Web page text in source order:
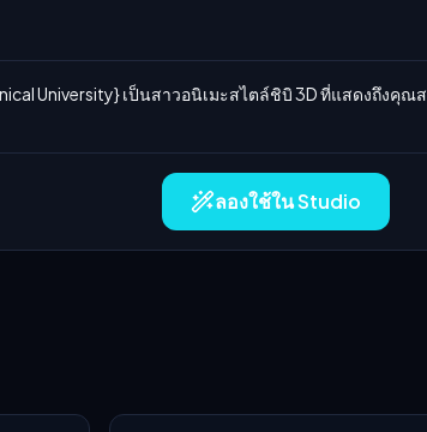
University} เป็นสาวอนิเมะสไตล์ชิบิ 3D ที่แสดงถึงคุณ
ลองใช้ใน Studio